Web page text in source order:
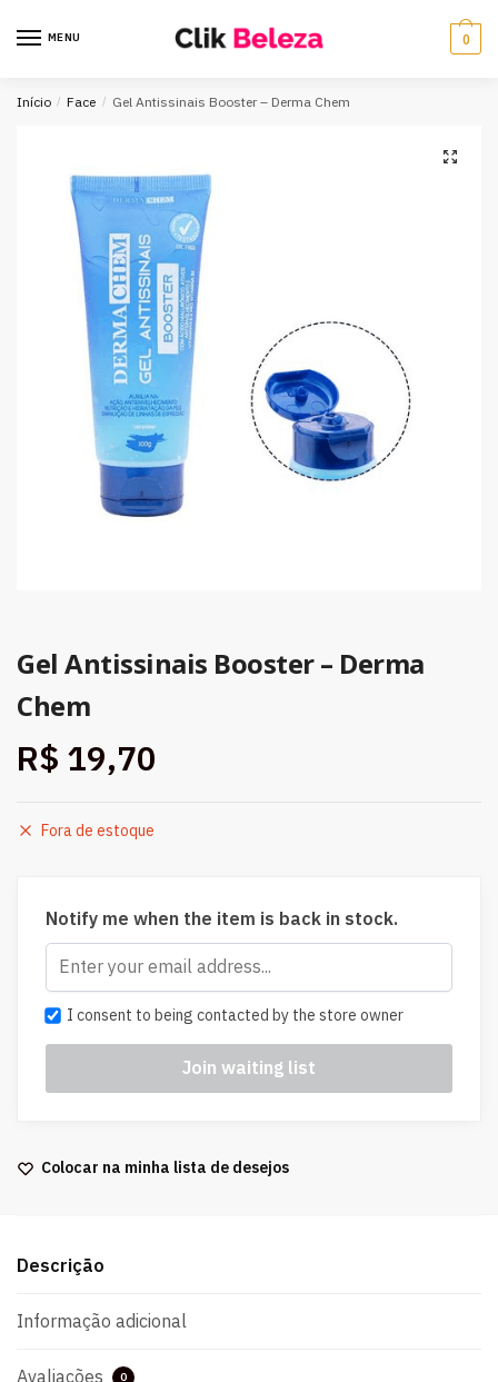
MENU 0
Início / Face / Gel Antissinais Booster – Derma Chem
Gel Antissinais Booster – Derma
Chem
R$ 19,70
Fora de estoque
Notify me when the item is back in stock.
I consent to being contacted by the store owner
Colocar na minha lista de desejos
Descrição
Informação adicional
Avaliações 0